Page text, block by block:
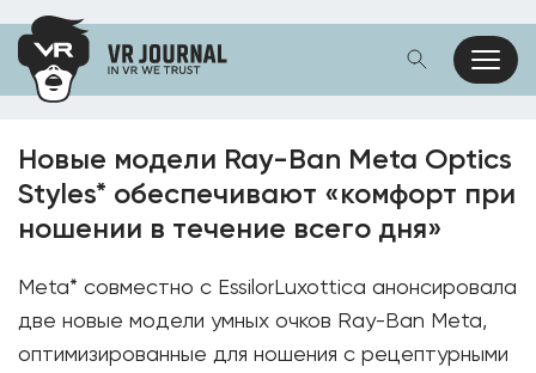
Новые модели Ray-Ban Meta Optics
Styles* обеспечивают «комфорт при
ношении в течение всего дня»
Meta* совместно с EssilorLuxottica анонсировала
две новые модели умных очков Ray-Ban Meta,
оптимизированные для ношения с рецептурными